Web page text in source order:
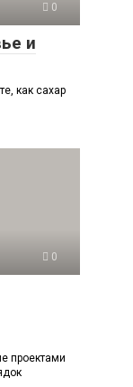
0
и
как сахар
0
проектами